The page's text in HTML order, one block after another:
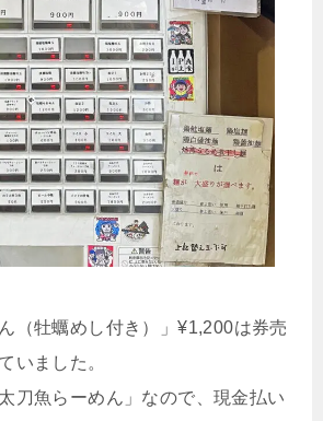
（牡蠣めし付き）」¥1,200は券売
いました。
刀魚らーめん」なので、現金払い